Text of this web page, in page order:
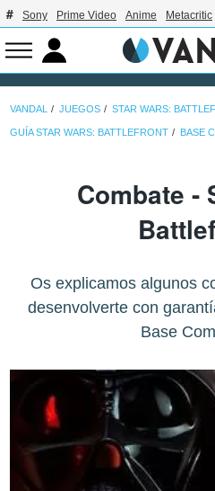
Sony Prime Video Anime Metacritic
VANDAL JUEGOS STAR WARS:
GUÍA STAR WARS: BATTLEFRONT BASE
Combate -
Os explicamos algunos
desenvolverte con
Base